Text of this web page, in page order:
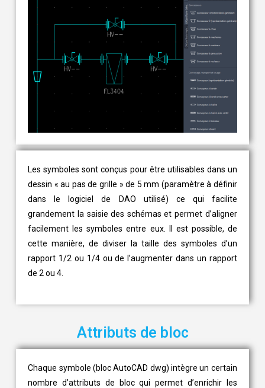
Les symboles sont conçus pour être utilisables dans un
dessin « au pas de grille » de 5 mm (paramètre à définir
dans le logiciel de DAO utilisé) ce qui facilite
grandement la saisie des schémas et permet d’aligner
facilement les symboles entre eux. Il est possible, de
cette manière, de diviser la taille des symboles d’un
rapport 1/2 ou 1/4 ou de l’augmenter dans un rapport
de 2 ou 4.
Attributs de bloc
Chaque symbole (bloc AutoCAD dwg) intègre un certain
nombre d’attributs de bloc qui permet d’enrichir les